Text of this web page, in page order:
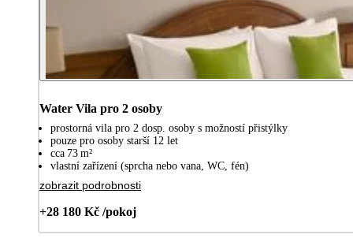
Water Vila pro 2 osoby
prostorná vila pro 2 dosp. osoby s možností přistýlky
pouze pro osoby starší 12 let
cca 73 m²
vlastní zařízení (sprcha nebo vana, WC, fén)
zobrazit podrobnosti
+28 180 Kč /pokoj